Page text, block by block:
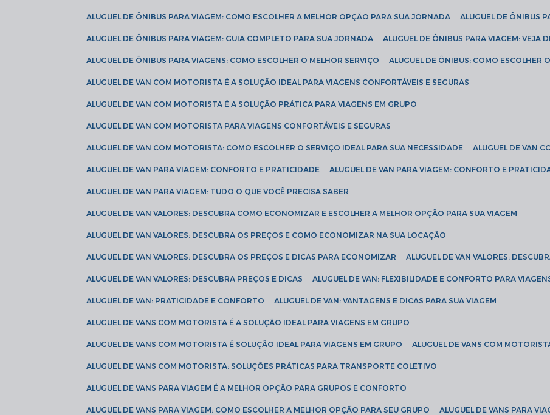
ALUGUEL DE ÔNIBUS PARA VIAGEM: COMO ESCOLHER A MELHOR OPÇÃO PARA SUA JORNADA ALUGUEL DE ÔNIBUS
ALUGUEL DE ÔNIBUS PARA VIAGEM: GUIA COMPLETO PARA SUA JORNADA ALUGUEL DE ÔNIBUS PARA VIAGEM: VEJA
ALUGUEL DE ÔNIBUS PARA VIAGENS: COMO ESCOLHER O MELHOR SERVIÇO ALUGUEL DE ÔNIBUS: COMO ESCOLHER
ALUGUEL DE VAN COM MOTORISTA É A SOLUÇÃO IDEAL PARA VIAGENS CONFORTÁVEIS E SEGURAS
ALUGUEL DE VAN COM MOTORISTA É A SOLUÇÃO PRÁTICA PARA VIAGENS EM GRUPO
ALUGUEL DE VAN COM MOTORISTA PARA VIAGENS CONFORTÁVEIS E SEGURAS
ALUGUEL DE VAN COM MOTORISTA: COMO ESCOLHER O SERVIÇO IDEAL PARA SUA NECESSIDADE ALUGUEL DE VAN
ALUGUEL DE VAN PARA VIAGEM: CONFORTO E PRATICIDADE ALUGUEL DE VAN PARA VIAGEM: CONFORTO E
ALUGUEL DE VAN PARA VIAGEM: TUDO O QUE VOCÊ PRECISA SABER
ALUGUEL DE VAN VALORES: DESCUBRA COMO ECONOMIZAR E ESCOLHER A MELHOR OPÇÃO PARA SUA VIAGEM
ALUGUEL DE VAN VALORES: DESCUBRA OS PREÇOS E COMO ECONOMIZAR NA SUA LOCAÇÃO
ALUGUEL DE VAN VALORES: DESCUBRA OS PREÇOS E DICAS PARA ECONOMIZAR ALUGUEL DE VAN VALORES:
ALUGUEL DE VAN VALORES: DESCUBRA PREÇOS E DICAS ALUGUEL DE VAN: FLEXIBILIDADE E CONFORTO PARA
ALUGUEL DE VAN: PRATICIDADE E CONFORTO ALUGUEL DE VAN: VANTAGENS E DICAS PARA SUA VIAGEM
ALUGUEL DE VANS COM MOTORISTA É A SOLUÇÃO IDEAL PARA VIAGENS EM GRUPO
ALUGUEL DE VANS COM MOTORISTA É SOLUÇÃO IDEAL PARA VIAGENS EM GRUPO ALUGUEL DE VANS COM
ALUGUEL DE VANS COM MOTORISTA: SOLUÇÕES PRÁTICAS PARA TRANSPORTE COLETIVO
ALUGUEL DE VANS PARA VIAGEM É A MELHOR OPÇÃO PARA GRUPOS E CONFORTO
ALUGUEL DE VANS PARA VIAGEM: COMO ESCOLHER A MELHOR OPÇÃO PARA SEU GRUPO ALUGUEL DE VANS PARA